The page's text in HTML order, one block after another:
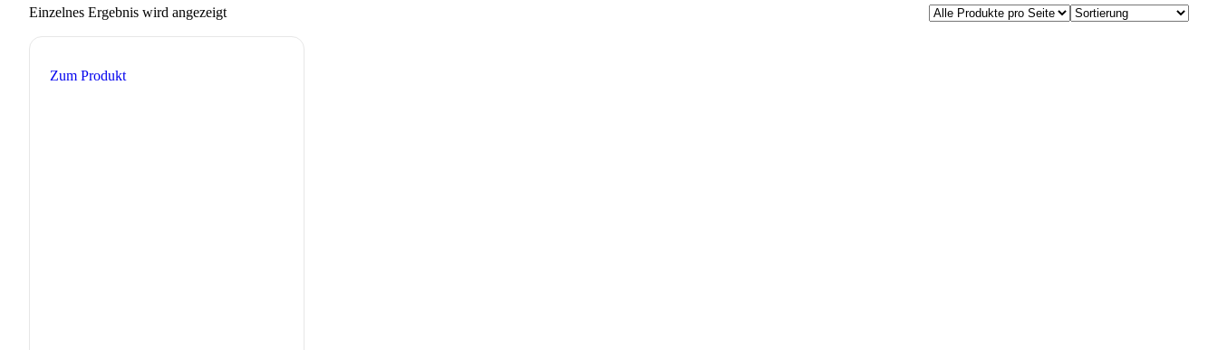
Einzelnes Ergebnis wird angezeigt
Zum Produkt